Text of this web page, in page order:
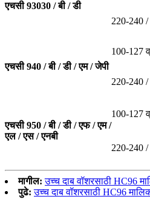
एचसी 93030 / बी / डी
220-240 /
एचसी 940 / बी / डी / एम / जेपी
100-127
220-240 /
एचसी 950 / बी / डी / एफ / एम /
एल / एस / एनबी
100-127
220-240 /
मागील: उच्च दाब वॉशरसाठी HC96
पुढे: उच्च दाब वॉशरसाठी HC96